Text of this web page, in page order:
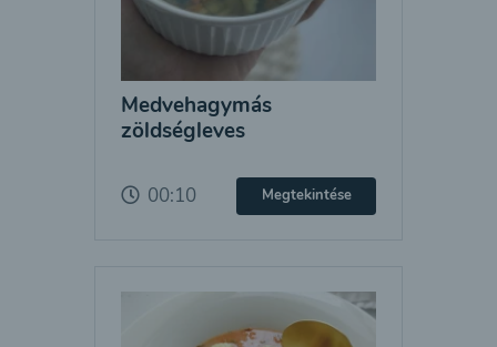
Medvehagymás
zöldségleves
00:10 Megtekintése